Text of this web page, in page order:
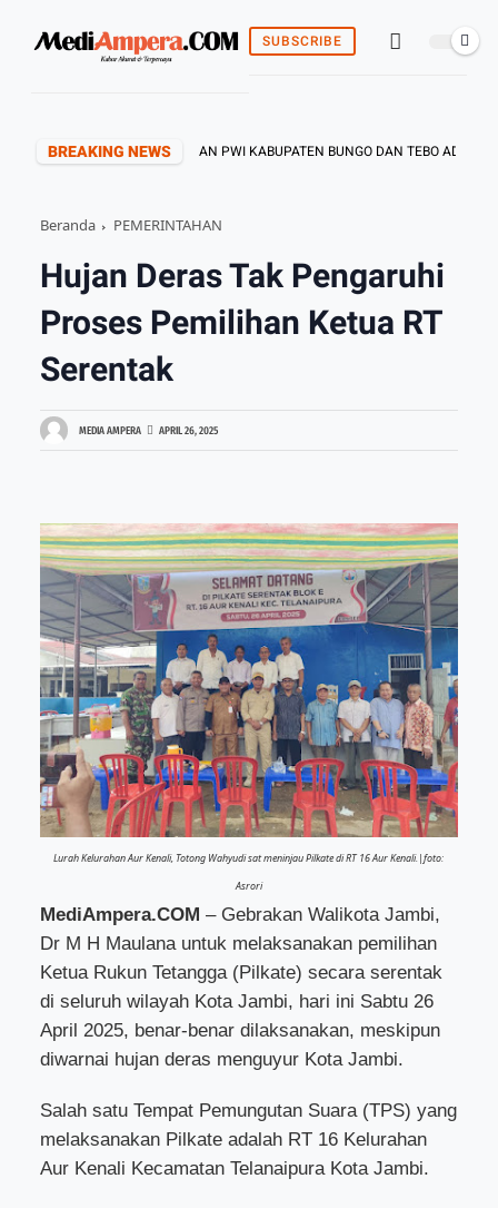
SUBSCRIBE
BREAKING NEWS
KEPENGURUSAN PWI KABUPATEN BUNGO DAN TEBO ADA
Beranda PEMERINTAHAN
Hujan Deras Tak Pengaruhi
Proses Pemilihan Ketua RT
Serentak
MEDIA AMPERA APRIL 26, 2025
Lurah Kelurahan Aur Kenali, Totong Wahyudi sat meninjau Pilkate di RT 16 Aur Kenali.|foto:
Asrori
MediAmpera.COM – Gebrakan Walikota Jambi,
Dr M H Maulana untuk melaksanakan pemilihan
Ketua Rukun Tetangga (Pilkate) secara serentak
di seluruh wilayah Kota Jambi, hari ini Sabtu 26
April 2025, benar-benar dilaksanakan, meskipun
diwarnai hujan deras menguyur Kota Jambi.
Salah satu Tempat Pemungutan Suara (TPS) yang
melaksanakan Pilkate adalah RT 16 Kelurahan
Aur Kenali Kecamatan Telanaipura Kota Jambi.